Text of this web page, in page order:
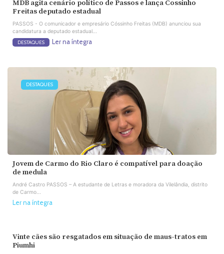
MDB agita cenário político de Passos e lança Cossinho
Freitas deputado estadual
PASSOS - O comunicador e empresário Cóssinho Freitas (MDB) anunciou sua
candidatura a deputado estadual...
DESTAQUES Ler na íntegra
DESTAQUES
Jovem de Carmo do Rio Claro é compatível para doação
de medula
André Castro PASSOS – A estudante de Letras e moradora da Vilelândia, distrito
de Carmo...
Ler na íntegra
Vinte cães são resgatados em situação de maus-tratos em
Piumhi